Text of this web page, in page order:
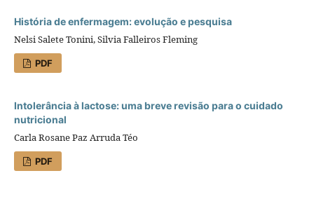
História de enfermagem: evolução e pesquisa
Nelsi Salete Tonini, Silvia Falleiros Fleming
PDF
Intolerância à lactose: uma breve revisão para o cuidado
nutricional
Carla Rosane Paz Arruda Téo
PDF